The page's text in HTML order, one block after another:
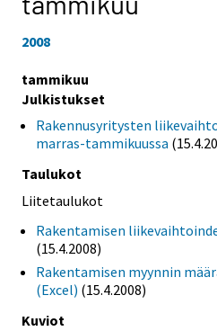
2008
tammikuu
Julkistukset
Rakennusyritysten
marras-tammikuussa
Taulukot
Liitetaulukot
Rakentamisen
(15.4.2008)
Rakentamisen myynnin
(Excel) (15.4.2008)
Kuviot